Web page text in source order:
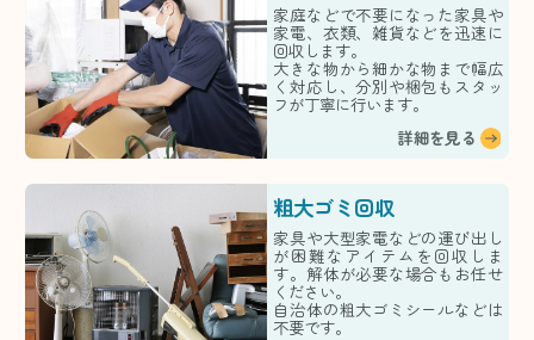
家庭などで不要になった家具や
家電、衣類、雑貨などを迅速に
回収します。
大きな物から細かな物まで幅広
く対応し、分別や梱包もスタッ
フが丁寧に行います。
詳細を見る
粗大ゴミ回収
家具や大型家電などの運び出し
が困難なアイテムを回収しま
す。解体が必要な場合もお任せ
ください。
自治体の粗大ゴミシールなどは
不要です。